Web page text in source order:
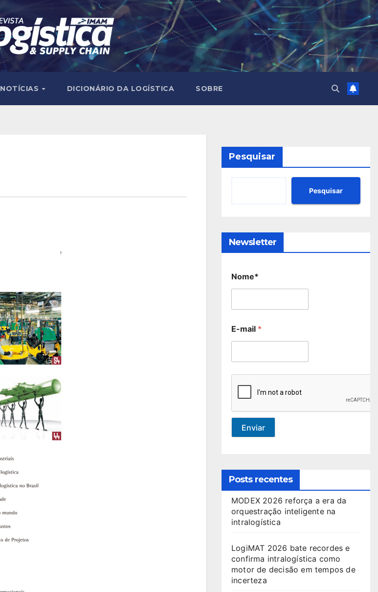
NOTÍCIAS DICIONÁRIO DA LOGÍSTICA SOBRE
Pesquisar
Pesquisar
Newsletter
Nome*
E-mail *
Enviar
Posts recentes
MODEX 2026 reforça a era da
orquestração inteligente na
intralogística
LogiMAT 2026 bate recordes e
confirma intralogística como
motor de decisão em tempos de
incerteza